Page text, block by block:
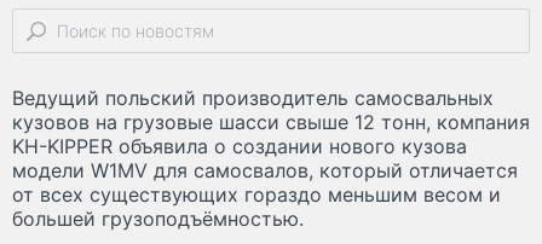
Ведущий польский производитель самосвальных
кузовов на грузовые шасси свыше 12 тонн, компания
KH-KIPPER объявила о создании нового кузова
модели W1MV для самосвалов, который отличается
от всех существующих гораздо меньшим весом и
большей грузоподъёмностью.